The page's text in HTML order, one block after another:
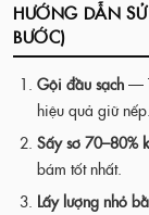
HƯỚNG DẪN
BƯỚC)
Gội đầu sạch —
hiệu quả giữ nếp.
Sấy sơ 70–80%
bám tốt nhất.
Lấy lượng nhỏ